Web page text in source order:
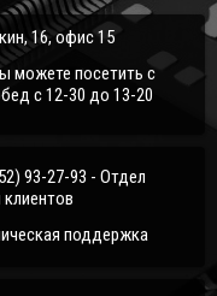
16, офис 15
можете посетить с
с 12-30 до 13-20
93-27-93 - Отдел
поддержка